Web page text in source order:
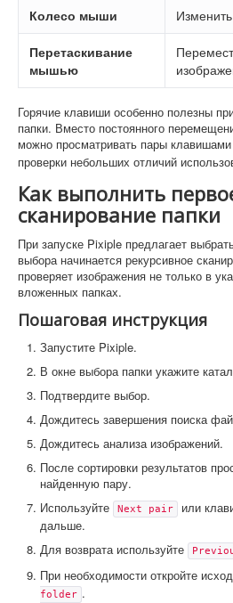
Колесо мыши
Перетаскивание
мышью
Горячие клавиши особенно полезны
папки. Вместо постоянного
можно просматривать пары клавишами
проверки небольших отличий
Как выполнить
сканирование папки
При запуске Pixiple предлагает
выбора начинается рекурсивное
проверяет изображения не только в
вложенных папках.
Пошаговая инструкция
Запустите Pixiple.
В окне выбора папки укажите
Подтвердите выбор.
Дождитесь завершения поиска
Дождитесь анализа изображений.
После сортировки результатов
найденную пару.
Используйте
Next pair или
дальше.
Для возврата используйте
При необходимости откройте
folder .